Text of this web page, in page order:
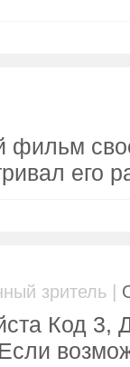
фильм
его
зритель |
Код 3,